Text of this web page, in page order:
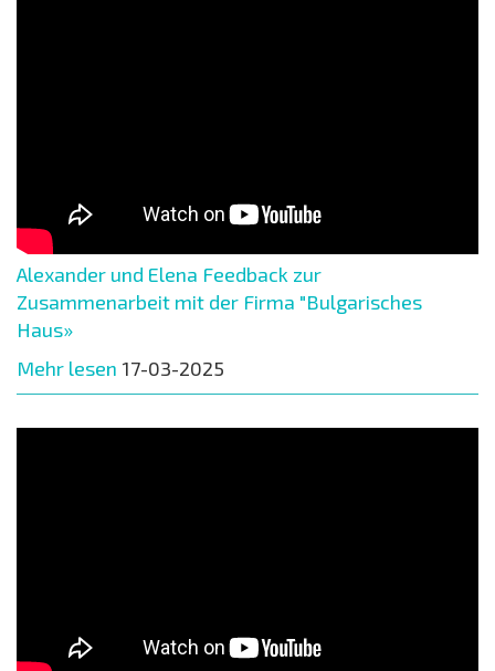
Alexander und Elena Feedback zur
Zusammenarbeit mit der Firma "Bulgarisches
Haus»
Mehr lesen 17-03-2025